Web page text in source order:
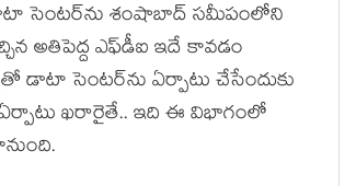
సెంటర్‌ను శంషాబాద్ స‌మీపంలోని
అతిపెద్ద ఎఫ్‌డీఐ ఇదే కావడం
డాటా సెంటర్‌ను ఏర్పాటు చేసేందుకు
ఏర్పాటు ఖరారైతే.. ఇది ఈ విభాగంలో